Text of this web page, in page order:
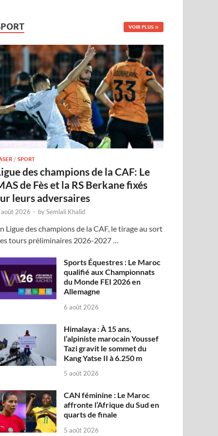
VOIR PLUS
/SPORT
des champions de la CAF: Le
de Fès et la RS Berkane fixés
leurs adversaires
2026 - bySemlali Khalid
Ligue des champions de la CAF, le tirage au sort
tours préliminaires 2026-2027 …
Sports Équestres : Le Maroc
qualifié aux Championnats
du Monde FEI 2026 en
Allemagne
6 août 2026
Himalaya : À 15 ans,
l’alpiniste marocain Youssef
Tazi gravit le sommet du
Kang Yatse II à 6.250 m
5 août 2026
CAN féminine : Le Maroc
affronte l’Afrique du Sud en
quarts de finale
5 août 2026